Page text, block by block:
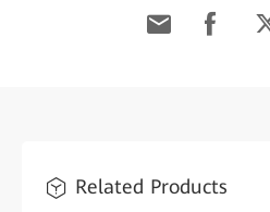
Related Products